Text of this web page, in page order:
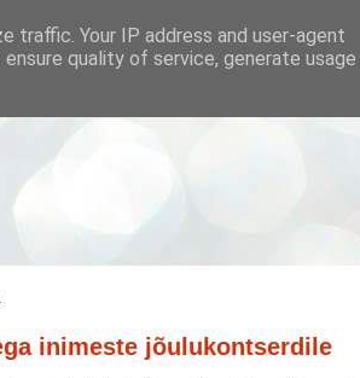
inimeste jõulukontserdile
traffic. Your IP address and user-agent
quality of service, generate usage